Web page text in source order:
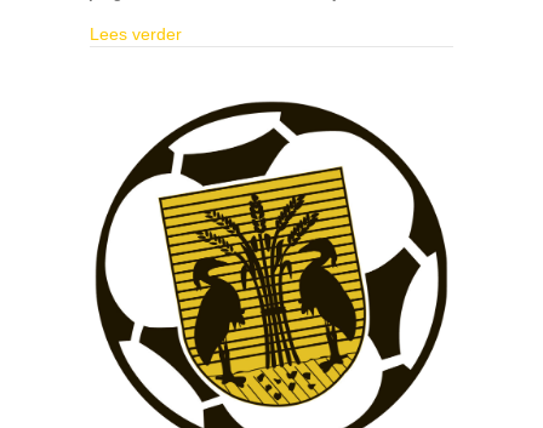
Lees verderabout Steun het lokale verenigingsleven en